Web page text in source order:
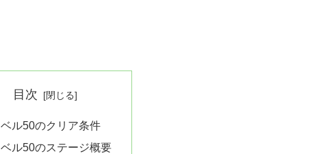
目次
ル50のクリア条件
ル50のステージ概要